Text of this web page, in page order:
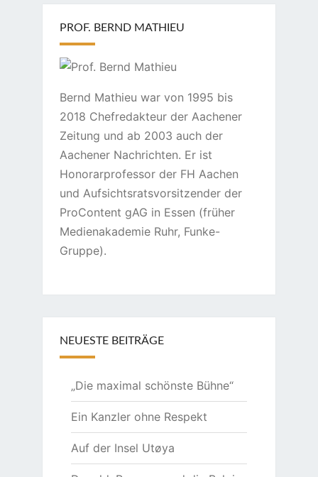
PROF. BERND MATHIEU
Bernd Mathieu war von 1995 bis
2018 Chefredakteur der Aachener
Zeitung und ab 2003 auch der
Aachener Nachrichten. Er ist
Honorarprofessor der FH Aachen
und Aufsichtsratsvorsitzender der
ProContent gAG in Essen (früher
Medienakademie Ruhr, Funke-
Gruppe).
NEUESTE BEITRÄGE
„Die maximal schönste Bühne“
Ein Kanzler ohne Respekt
Auf der Insel Utøya